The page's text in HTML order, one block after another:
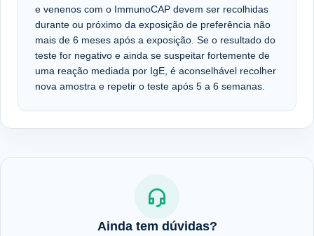
e venenos com o ImmunoCAP devem ser recolhidas
durante ou próximo da exposição de preferência não
mais de 6 meses após a exposição. Se o resultado do
teste for negativo e ainda se suspeitar fortemente de
uma reação mediada por IgE, é aconselhável recolher
nova amostra e repetir o teste após 5 a 6 semanas.
Ainda tem dúvidas?